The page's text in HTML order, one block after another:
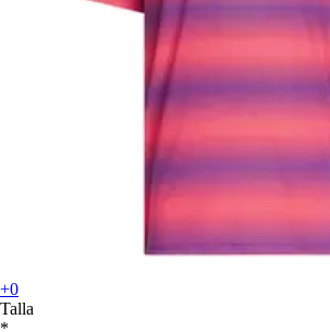
+0
Talla
*